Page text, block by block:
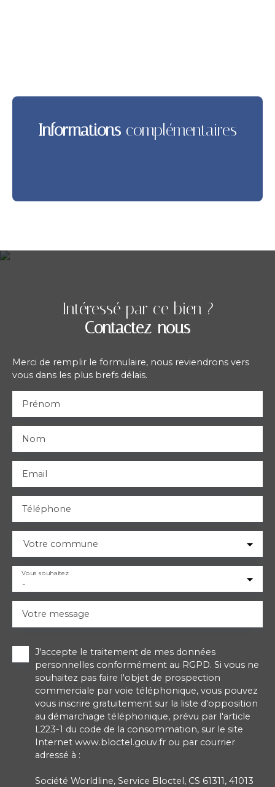
Informations complémentaires
Intéressé par ce bien ?
Contactez-nous
Merci de remplir le formulaire, nous reviendrons vers
vous dans les plus brefs délais.
Prénom
Nom
Email
Téléphone
Votre commune
-
Vous souhaitez
Votre message
J'accepte le traitement de mes données
personnelles conformément au RGPD. Si vous ne
souhaitez pas faire l'objet de prospection
commerciale par voie téléphonique, vous pouvez
vous inscrire gratuitement sur la liste d'opposition
au démarchage téléphonique, prévu par l'article
L223-1 du code de la consommation, sur le site
Internet www.bloctel.gouv.fr ou par courrier
adressé à :
Société Worldline, Service Bloctel, CS 61311, 41013